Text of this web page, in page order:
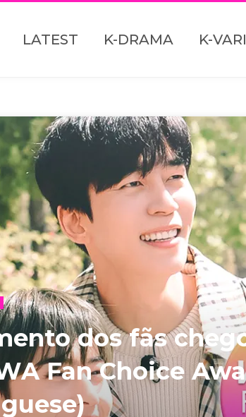
LATEST K-DRAMA K-
dos fãs
Fan Choice